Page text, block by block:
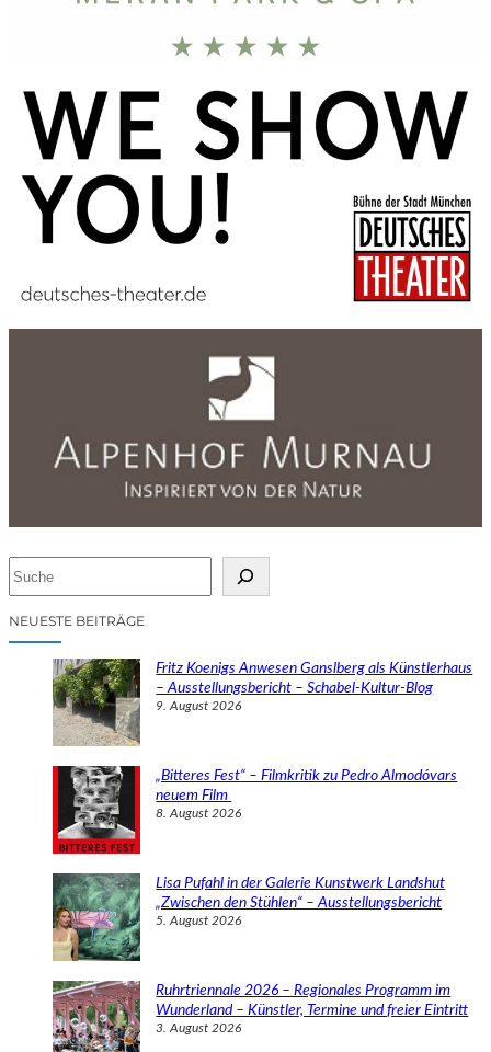
cNEUESTE BEITRÄGE
Fritz Koenigs Anwesen Ganslberg als Künstlerhaus
– Ausstellungsbericht – Schabel-Kultur-Blog
9. August 2026
„Bitteres Fest“ – Filmkritik zu Pedro Almodóvars
neuem Film
8. August 2026
Lisa Pufahl in der Galerie Kunstwerk Landshut
„Zwischen den Stühlen“ – Ausstellungsbericht
5. August 2026
Ruhrtriennale 2026 – Regionales Programm im
Wunderland – Künstler, Termine und freier Eintritt
3. August 2026